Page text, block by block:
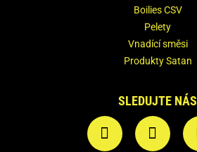
Boilies CSV
Pelety
Vnadící směsi
Produkty Satan
SLEDUJTE NÁS